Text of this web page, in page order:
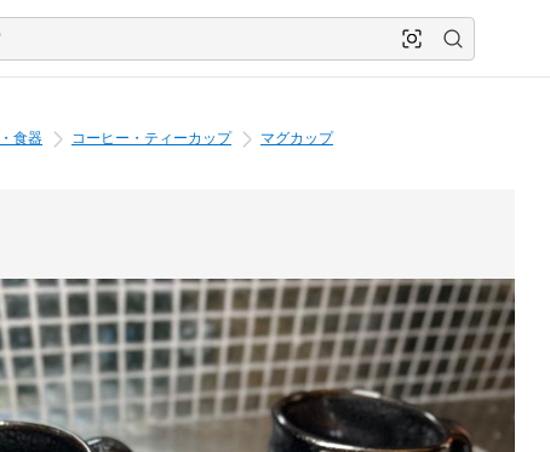
食器 コーヒー・ティーカップ マグカップ